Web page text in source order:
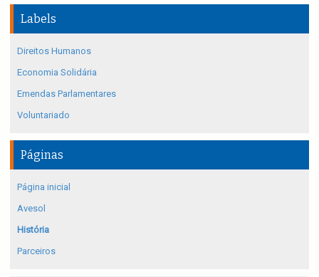
Labels
Direitos Humanos
Economia Solidária
Emendas Parlamentares
Voluntariado
Páginas
Página inicial
Avesol
História
Parceiros